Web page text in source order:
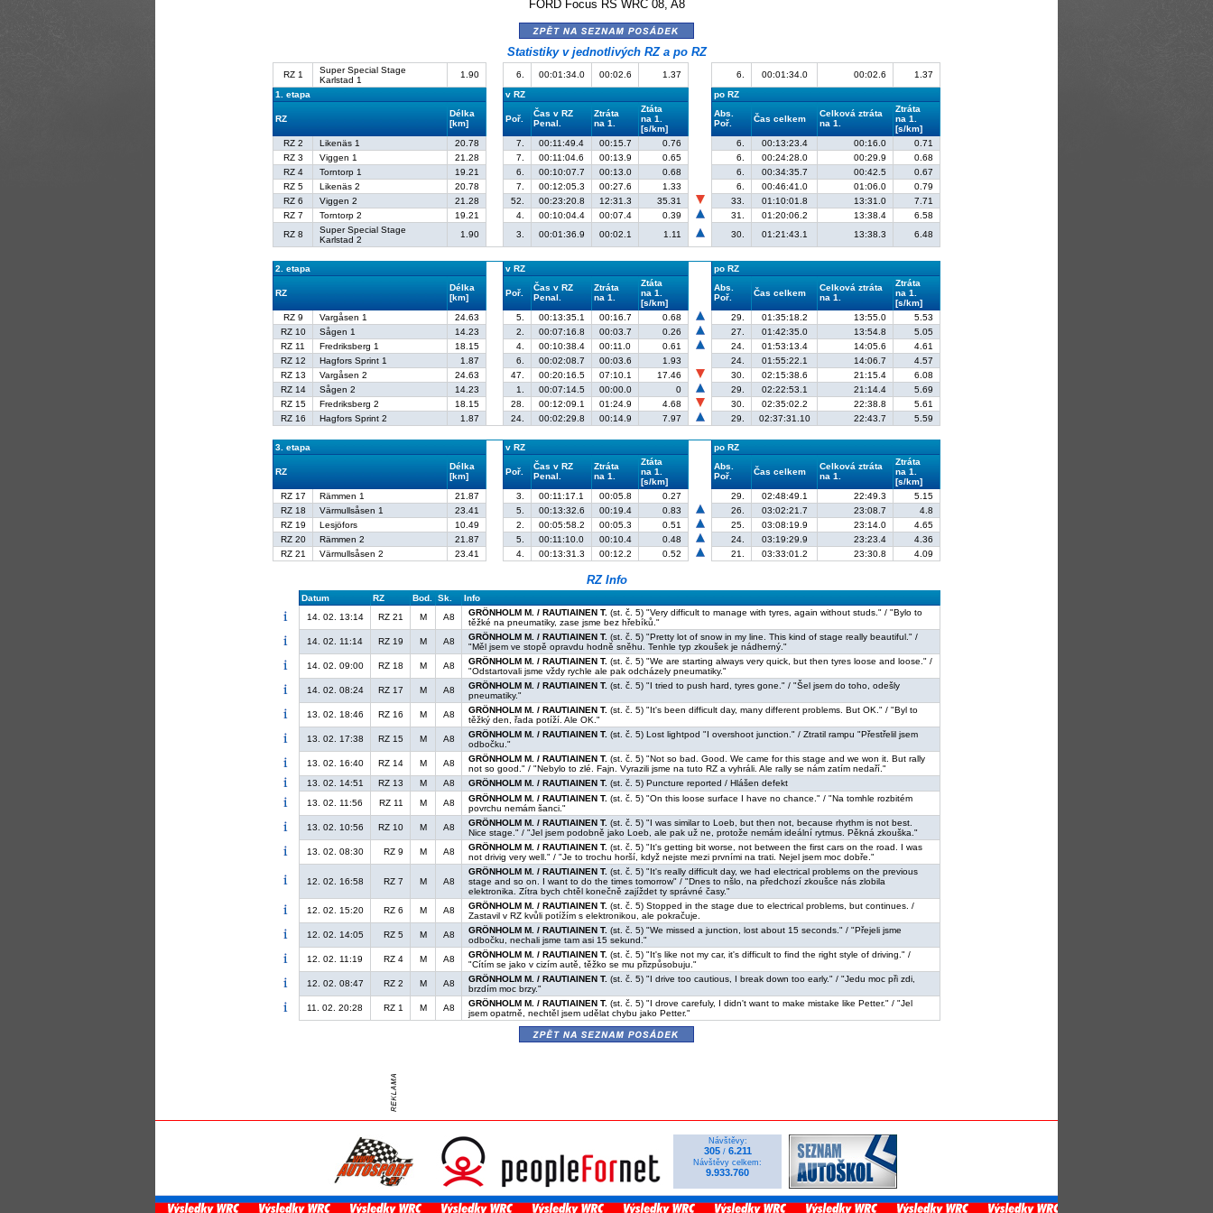
FORD Focus RS WRC 08, A8
zpět na seznam posádek
Statistiky v jednotlivých RZ a po RZ
RZ 1
Super Special Stage
Karlstad 1
1.90 6. 00:01:34.0 00:02.6 1.37 6. 00:01:34.0 00:02.6
1.37
1. etapa
v RZ po RZ
RZ
Délka
[km]
Poř.
Čas v RZ
Penal.
Ztráta
na 1.
Ztáta
na 1.
[s/km]
Abs.
Poř.
Čas celkem
Celková ztráta
na 1.
Ztráta
na 1.
[s/km]
RZ 2
Likenäs 1 20.78 7. 00:11:49.4 00:15.7 0.76 6. 00:13:23.4 00:16.0
0.71
RZ 3
Viggen 1 21.28 7. 00:11:04.6 00:13.9 0.65 6. 00:24:28.0 00:29.9
0.68
RZ 4
Torntorp 1 19.21 6. 00:10:07.7 00:13.0 0.68 6. 00:34:35.7 00:42.5
0.67
RZ 5
Likenäs 2 20.78 7. 00:12:05.3 00:27.6 1.33 6. 00:46:41.0 01:06.0
0.79
RZ 6
Viggen 2 21.28 52. 00:23:20.8 12:31.3 35.31 33. 01:10:01.8 13:31.0
7.71
RZ 7
Torntorp 2 19.21 4. 00:10:04.4 00:07.4 0.39 31. 01:20:06.2 13:38.4
6.58
RZ 8
Super Special Stage
Karlstad 2
1.90 3. 00:01:36.9 00:02.1 1.11 30. 01:21:43.1 13:38.3 6.48
2. etapa v RZ po RZ
RZ
Délka
[km]
Poř.
Čas v RZ
Penal.
Ztráta
na 1.
Ztáta
na 1.
[s/km]
Abs.
Poř.
Čas celkem
Celková ztráta
na 1.
Ztráta
na 1.
[s/km]
RZ 9
Vargåsen 1 24.63 5. 00:13:35.1 00:16.7 0.68 29. 01:35:18.2 13:55.0
5.53
RZ 10
Sågen 1 14.23 2. 00:07:16.8 00:03.7 0.26 27. 01:42:35.0 13:54.8
5.05
RZ 11
Fredriksberg 1 18.15 4. 00:10:38.4 00:11.0 0.61 24. 01:53:13.4 14:05.6
4.61
RZ 12
Hagfors Sprint 1 1.87 6. 00:02:08.7 00:03.6 1.93 24. 01:55:22.1 14:06.7
4.57
RZ 13
Vargåsen 2 24.63 47. 00:20:16.5 07:10.1 17.46 30. 02:15:38.6 21:15.4
6.08
RZ 14
Sågen 2 14.23 1. 00:07:14.5 00:00.0 0 29. 02:22:53.1 21:14.4
5.69
RZ 15
Fredriksberg 2 18.15 28. 00:12:09.1 01:24.9 4.68 30. 02:35:02.2 22:38.8
5.61
RZ 16
Hagfors Sprint 2 1.87 24. 00:02:29.8 00:14.9 7.97 29. 02:37:31.10 22:43.7 5.59
3. etapa v RZ po RZ
RZ
Délka
[km]
Poř.
Čas v RZ
Penal.
Ztráta
na 1.
Ztáta
na 1.
[s/km]
Abs.
Poř.
Čas celkem
Celková ztráta
na 1.
Ztráta
na 1.
[s/km]
RZ 17
Rämmen 1 21.87 3. 00:11:17.1 00:05.8 0.27 29. 02:48:49.1 22:49.3
5.15
RZ 18
Värmullsåsen 1 23.41 5. 00:13:32.6 00:19.4 0.83 26. 03:02:21.7 23:08.7
4.8
RZ 19
Lesjöfors 10.49 2. 00:05:58.2 00:05.3 0.51 25. 03:08:19.9 23:14.0
4.65
RZ 20
Rämmen 2 21.87 5. 00:11:10.0 00:10.4 0.48 24. 03:19:29.9 23:23.4
4.36
RZ 21
Värmullsåsen 2 23.41 4. 00:13:31.3 00:12.2 0.52 21. 03:33:01.2 23:30.8 4.09
RZ Info
Datum RZ Bod. Sk.
Info
14. 02. 13:14
RZ 21 M A8 GRÖNHOLM M. / RAUTIAINEN T. (st. č. 5) "Very difficult to manage with tyres, again without studs." / "Bylo to
těžké na pneumatiky, zase jsme bez hřebíků."
14. 02. 11:14
RZ 19 M A8 GRÖNHOLM M. / RAUTIAINEN T. (st. č. 5) "Pretty lot of snow in my line. This kind of stage really beautiful." /
"Měl jsem ve stopě opravdu hodně sněhu. Tenhle typ zkoušek je nádherný."
14. 02. 09:00
RZ 18 M A8 GRÖNHOLM M. / RAUTIAINEN T. (st. č. 5) "We are starting always very quick, but then tyres loose and loose." /
"Odstartovali jsme vždy rychle ale pak odcházely pneumatiky."
14. 02. 08:24
RZ 17 M A8 GRÖNHOLM M. / RAUTIAINEN T. (st. č. 5) "I tried to push hard, tyres gone." / "Šel jsem do toho, odešly
pneumatiky."
13. 02. 18:46
RZ 16 M A8 GRÖNHOLM M. / RAUTIAINEN T. (st. č. 5) "It's been difficult day, many different problems. But OK." / "Byl to
těžký den, řada potíží. Ale OK."
13. 02. 17:38
RZ 15 M A8 GRÖNHOLM M. / RAUTIAINEN T. (st. č. 5) Lost lightpod "I overshoot junction." / Ztratil rampu "Přestřelil jsem
odbočku."
13. 02. 16:40
RZ 14 M A8 GRÖNHOLM M. / RAUTIAINEN T. (st. č. 5) "Not so bad. Good. We came for this stage and we won it. But rally
not so good." / "Nebylo to zlé. Fajn. Vyrazili jsme na tuto RZ a vyhráli. Ale rally se nám zatím nedaří."
13. 02. 14:51
RZ 13 M A8 GRÖNHOLM M. / RAUTIAINEN T. (st. č. 5) Puncture reported / Hlášen defekt
13. 02. 11:56
RZ 11 M A8 GRÖNHOLM M. / RAUTIAINEN T. (st. č. 5) "On this loose surface I have no chance." / "Na tomhle rozbitém
povrchu nemám šanci."
13. 02. 10:56
RZ 10 M A8 GRÖNHOLM M. / RAUTIAINEN T. (st. č. 5) "I was similar to Loeb, but then not, because rhythm is not best.
Nice stage." / "Jel jsem podobně jako Loeb, ale pak už ne, protože nemám ideální rytmus. Pěkná zkouška."
13. 02. 08:30
RZ 9 M A8 GRÖNHOLM M. / RAUTIAINEN T. (st. č. 5) "It's getting bit worse, not between the first cars on the road. I was
not drivig very well." / "Je to trochu horší, když nejste mezi prvními na trati. Nejel jsem moc dobře."
12. 02. 16:58 RZ 7 M A8
GRÖNHOLM M. / RAUTIAINEN T. (st. č. 5) "It's really difficult day, we had electrical problems on the previous
stage and so on. I want to do the times tomorrow" / "Dnes to nšlo, na předchozí zkoušce nás zlobila
elektronika. Zítra bych chtěl konečně zajíždet ty správné časy."
12. 02. 15:20
RZ 6 M A8 GRÖNHOLM M. / RAUTIAINEN T. (st. č. 5) Stopped in the stage due to electrical problems, but continues. /
Zastavil v RZ kvůli potížím s elektronikou, ale pokračuje.
12. 02. 14:05
RZ 5 M A8 GRÖNHOLM M. / RAUTIAINEN T. (st. č. 5) "We missed a junction, lost about 15 seconds." / "Přejeli jsme
odbočku, nechali jsme tam asi 15 sekund."
12. 02. 11:19
RZ 4 M A8 GRÖNHOLM M. / RAUTIAINEN T. (st. č. 5) "It's like not my car, it's difficult to find the right style of driving." /
"Cítím se jako v cizím autě, těžko se mu přizpůsobuju."
12. 02. 08:47
RZ 2 M A8 GRÖNHOLM M. / RAUTIAINEN T. (st. č. 5) "I drive too cautious, I break down too early." / "Jedu moc při zdi,
brzdím moc brzy."
11. 02. 20:28
RZ 1 M A8 GRÖNHOLM M. / RAUTIAINEN T. (st. č. 5) "I drove carefuly, I didn't want to make mistake like Petter." / "Jel
jsem opatrně, nechtěl jsem udělat chybu jako Petter."
zpět na seznam posádek
Návštěvy:
305/ 6.211
Návštěvy celkem:
9.933.760